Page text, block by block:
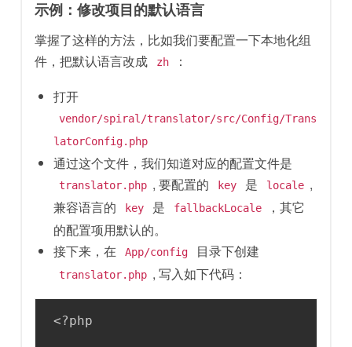
示例：修改项目的默认语言
掌握了这样的方法，比如我们要配置一下本地化组
件，把默认语言改成
zh
：
打开
vendor/spiral/translator/src/Config/Trans
latorConfig.php
通过这个文件，我们知道对应的配置文件是
translator.php , 要配置的 key 是 locale ,
兼容语言的
key 是 fallbackLocale
，其它
的配置项用默认的。
接下来，在
App/config 目录下创建
translator.php , 写入如下代码：
<?php